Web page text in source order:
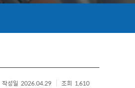
작성일 2026.04.29 조회 1,610